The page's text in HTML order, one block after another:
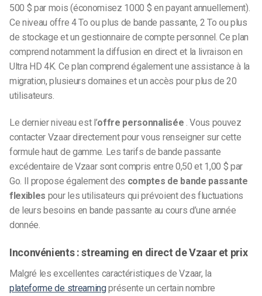
500 $ par mois (économisez 1000 $ en payant annuellement).
Ce niveau offre 4 To ou plus de bande passante, 2 To ou plus
de stockage et un gestionnaire de compte personnel. Ce plan
comprend notamment la diffusion en direct et la livraison en
Ultra HD 4K. Ce plan comprend également une assistance à la
migration, plusieurs domaines et un accès pour plus de 20
utilisateurs.
Le dernier niveau est l’offre personnalisée . Vous pouvez
contacter Vzaar directement pour vous renseigner sur cette
formule haut de gamme. Les tarifs de bande passante
excédentaire de Vzaar sont compris entre 0,50 et 1,00 $ par
Go. Il propose également des comptes de bande passante
flexibles pour les utilisateurs qui prévoient des fluctuations
de leurs besoins en bande passante au cours d’une année
donnée.
Inconvénients : streaming en direct de Vzaar et prix
Malgré les excellentes caractéristiques de Vzaar, la
plateforme de streamingprésente un certain nombre